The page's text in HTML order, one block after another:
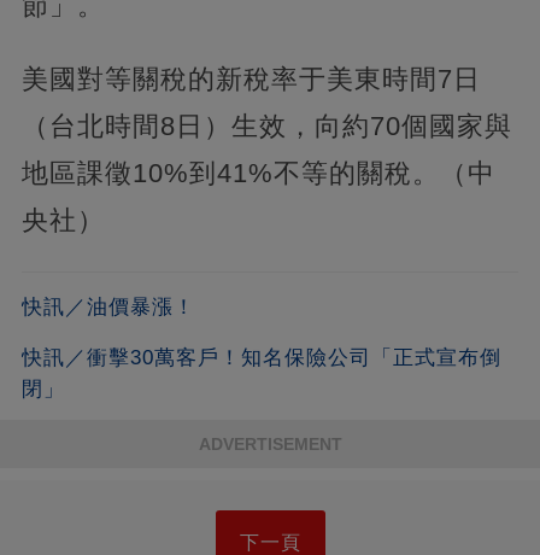
美國對等關稅的新稅率于美東時間7日
（台北時間8日）生效，向約70個國家與
地區課徵10%到41%不等的關稅。（中
央社）
快訊／油價暴漲！
快訊／衝擊30萬客戶！知名保險公司「正式宣布倒
閉」
ADVERTISEMENT
下一頁